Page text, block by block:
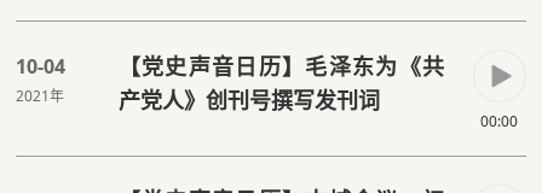
10-04
2021年
【党史声音日历】毛泽东为《共
产党人》创刊号撰写发刊词
00:00